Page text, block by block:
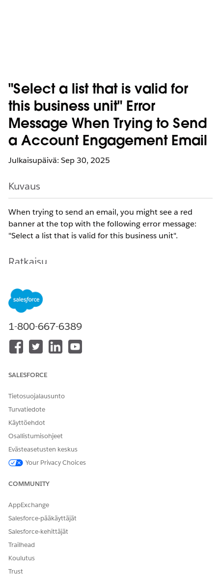
"Select a list that is valid for
this business unit" Error
Message When Trying to Send
a Account Engagement Email
Julkaisupäivä: Sep 30, 2025
Kuvaus
When trying to send an email, you might see a red
banner at the top with the following error message:
"Select a list that is valid for this business unit".
Ratkaisu
You will need to review all the lists and suppression lists
in your email to make sure they are all active in your
Marketing Cloud Account Engagement org. If at least
one of those lists is in the Recycle Bin, you won't be
000393576
RATKAISIKO TÄMÄ ARTIKKELI ONGELMASI?
Anna palautetta, jotta voimme kehittyä!
1-800-667-6389
SALESFORCE
Tietosuojalausunto
Turvatiedote
Käyttöehdot
Osallistumisohjeet
Evästeasetusten keskus
Your Privacy Choices
COMMUNITY
AppExchange
Salesforce-pääkäyttäjät
Salesforce-kehittäjät
Trailhead
Koulutus
Trust